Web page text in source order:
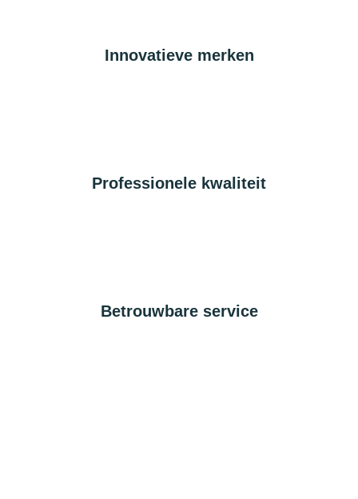
Innovatieve merken
Professionele kwaliteit
Betrouwbare service